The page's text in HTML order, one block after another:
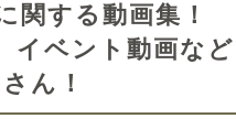
関する動画集！
イベント動画など
ん！